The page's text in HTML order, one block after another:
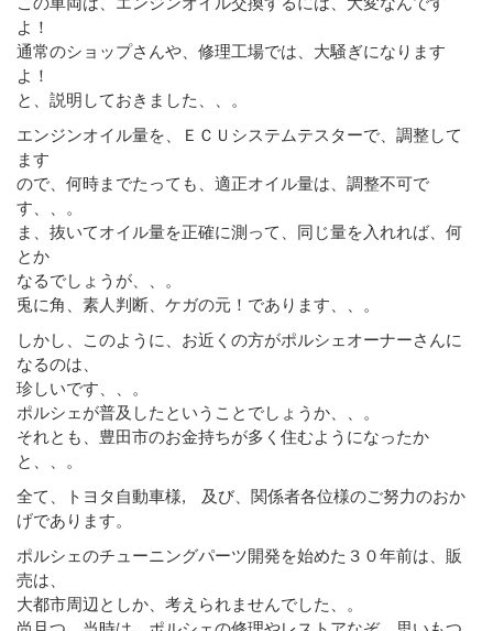
よ！
通常のショップさんや、修理工場では、大騒ぎになります
よ！
と、説明しておきました、、。
エンジンオイル量を、ＥＣＵシステムテスターで、調整して
ます
ので、何時までたっても、適正オイル量は、調整不可で
す、、。
ま、抜いてオイル量を正確に測って、同じ量を入れれば、何
とか
なるでしょうが、、。
兎に角、素人判断、ケガの元！であります、、。
しかし、このように、お近くの方がポルシェオーナーさんに
なるのは、
珍しいです、、。
ポルシェが普及したということでしょうか、、。
それとも、豊田市のお金持ちが多く住むようになったか
と、、。
全て、トヨタ自動車様, 及び、関係者各位様のご努力のおか
げであります。
ポルシェのチューニングパーツ開発を始めた３０年前は、販
売は、
大都市周辺としか、考えられませんでした、。